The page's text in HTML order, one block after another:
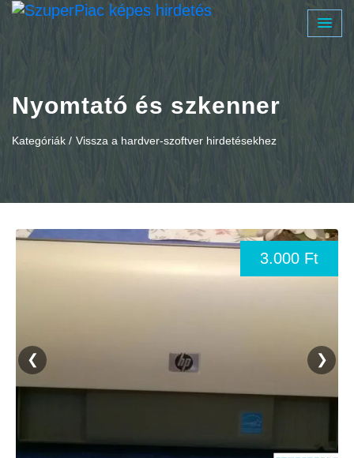
Nyomtató és szkenner
Kategóriák / Vissza a hardver-szoftver hirdetésekhez
3.000 Ft
❮ ❯